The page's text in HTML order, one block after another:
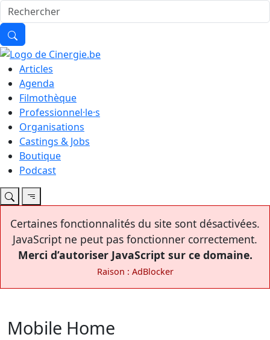
Articles
Agenda
Filmothèque
Professionnel·le·s
Organisations
Castings & Jobs
Boutique
Podcast
Certaines fonctionnalités du site sont désactivées.
JavaScript ne peut pas fonctionner correctement.
Merci d’autoriser JavaScript sur ce domaine.
Raison : AdBlocker
Mobile Home